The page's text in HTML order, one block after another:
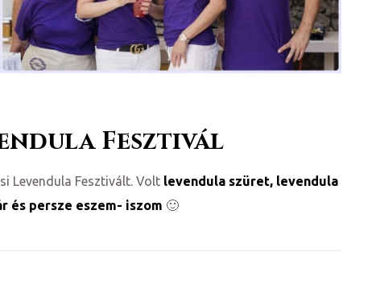
Fesztivál
Levendula Fesztivált. Volt levendula szüret, levendula
és persze eszem- iszom 🙂